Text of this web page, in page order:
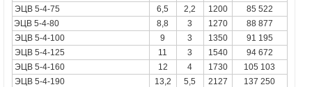
ЭЦВ 5-4-75
6,5 2,2 1200
85 522
ЭЦВ 5-4-80
8,8 3 1270
88 877
ЭЦВ 5-4-100
9 3 1350
91 195
ЭЦВ 5-4-125
11 3 1540
94 672
ЭЦВ 5-4-160
12 4 1730
105 103
ЭЦВ 5-4-190
13,2 5,5 2127
137 250